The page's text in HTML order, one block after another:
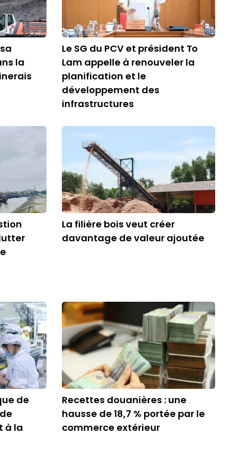
la
Le SG du PCV et président To
Lam appelle à renouveler la
planification et le
développement des
infrastructures
La filière bois veut créer
davantage de valeur ajoutée
de
à la
Recettes douanières : une
hausse de 18,7 % portée par le
commerce extérieur